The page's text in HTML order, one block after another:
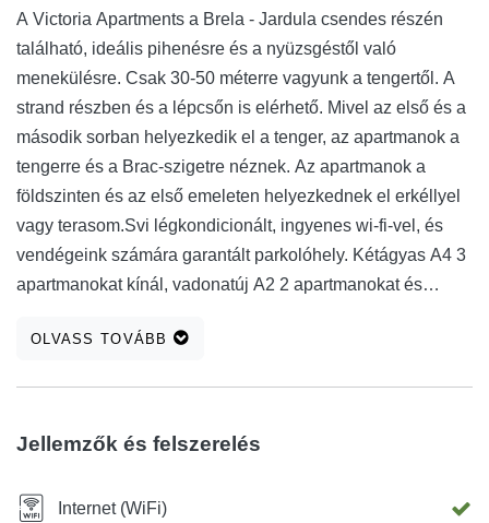
A Victoria Apartments a Brela - Jardula csendes részén
található, ideális pihenésre és a nyüzsgéstől való
menekülésre. Csak 30-50 méterre vagyunk a tengertől. A
strand részben és a lépcsőn is elérhető. Mivel az első és a
második sorban helyezkedik el a tenger, az apartmanok a
tengerre és a Brac-szigetre néznek. Az apartmanok a
földszinten és az első emeleten helyezkednek el erkéllyel
vagy terasom.Svi légkondicionált, ingyenes wi-fi-vel, és
vendégeink számára garantált parkolóhely. Kétágyas A4 3
apartmanokat kínál, vadonatúj A2 2 apartmanokat és
méterre található a minőségi vendéglő és tengerparti bár
OLVASS TOVÁBB
Jellemzők és felszerelés
Internet (WiFi)